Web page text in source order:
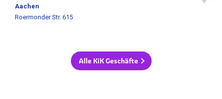
Aachen
Roermonder Str. 615
Alle KiK Geschäfte